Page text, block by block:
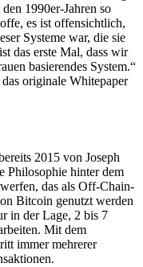
1990er-Jahren so
es ist offensichtlich,
Systeme war, die sie
das erste Mal, dass wir
basierendes System.“
originale Whitepaper
2015 von Joseph
Philosophie hinter dem
das als Off-Chain-
Bitcoin genutzt werden
in der Lage, 2 bis 7
Mit dem
immer mehrerer